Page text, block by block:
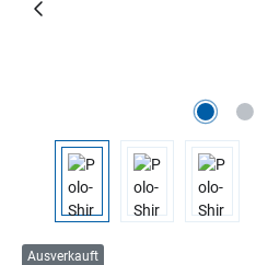
Ausverkauft